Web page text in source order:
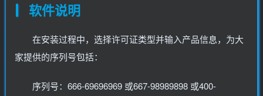
软件说明
在安装过程中，选择许可证类型并输入产品信息，为大
家提供的序列号包括：
序列号：666-69696969 或667-98989898 或400-